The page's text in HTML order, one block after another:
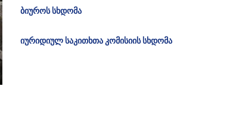
ბიუროს სხდომა
იურიდიულ საკითხთა კომისიის სხდომა